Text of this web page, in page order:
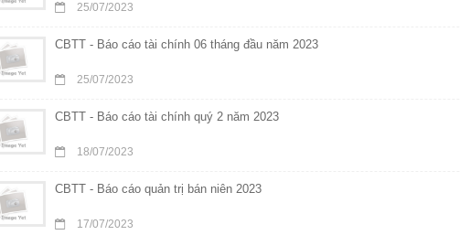
25/07/2023
CBTT - Báo cáo tài chính 06 tháng đầu năm 2023
25/07/2023
CBTT - Báo cáo tài chính quý 2 năm 2023
18/07/2023
CBTT - Báo cáo quản trị bán niên 2023
17/07/2023